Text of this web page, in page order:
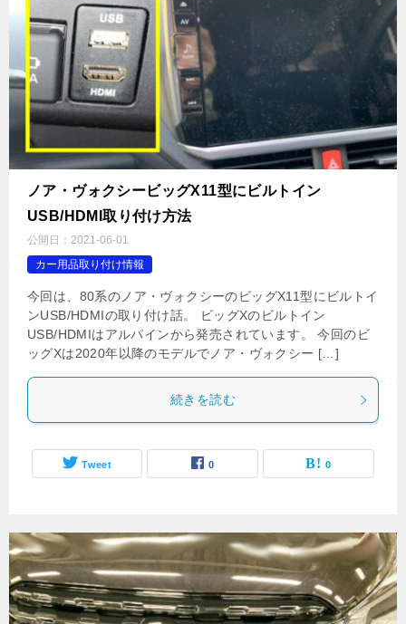
ノア・ヴォクシービッグX11型にビルトイン
USB/HDMI取り付け方法
公開日： 2021-06-01
カー用品取り付け情報
今回は、80系のノア・ヴォクシーのビッグX11型にビルトイ
ンUSB/HDMIの取り付け話。 ビッグXのビルトイン
USB/HDMIはアルパインから発売されています。 今回のビ
ッグXは2020年以降のモデルでノア・ヴォクシー […]
続きを読む
Tweet 0 0